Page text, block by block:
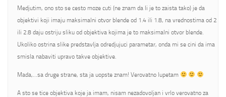
Medjutim, ono sto se cesto moze cuti (ne znam da li je to zaista tako) je da
objektivi koji imaju maksimalni otvor blende od 1.4 ili 1.8, na vrednostima od 2
ili 2.8 daju ostriju sliku od objektiva kojima je to maksimalni otvor blende.
Ukoliko ostrina slike predstavlja odredjujuci parametar, onda mi se cini da ima
smisla nabaviti upravo takve objektive.
Mada,…sa druge strane, sta ja uopste znam! Verovatno lupetam
A sto se tice objektiva koje ja imam, nisam nezadovoljan i vrlo verovatno za